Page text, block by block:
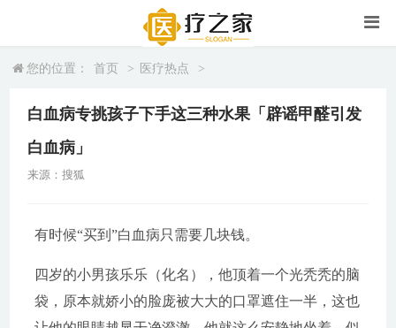
您的位置： 首页 > 医疗热点 >
白血病专挑孩子下手这三种水果「辟谣甲醛引发
白血病」
来源：搜狐
有时候“买到”白血病只需要几块钱。
四岁的小男孩乐乐（化名），他顶着一个光秃秃的脑
袋，原本就娇小的脸庞被大大的口罩遮住一半，这也